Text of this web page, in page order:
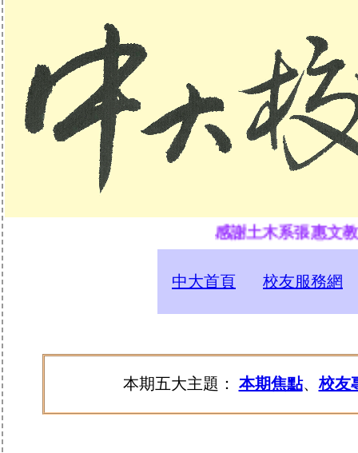
感謝土木系張惠文教
中大首頁 校友服務網
本期五大主題： 本期焦點、校友